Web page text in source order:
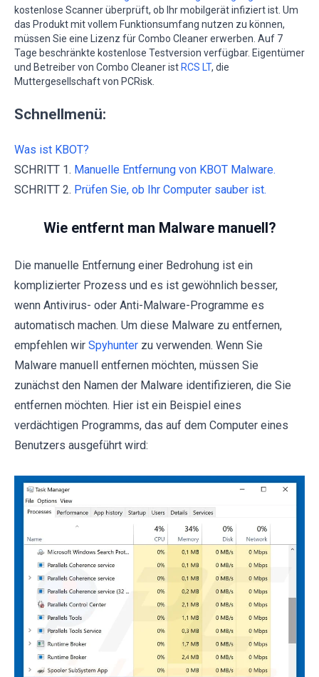
kostenlose Scanner überprüft, ob Ihr mobilgerät infiziert ist. Um
das Produkt mit vollem Funktionsumfang nutzen zu können,
müssen Sie eine Lizenz für Combo Cleaner erwerben. Auf 7
Tage beschränkte kostenlose Testversion verfügbar. Eigentümer
und Betreiber von Combo Cleaner ist RCS LT, die
Muttergesellschaft von PCRisk.
Schnellmenü:
Was ist KBOT?
SCHRITT 1. Manuelle Entfernung von KBOT Malware.
SCHRITT 2. Prüfen Sie, ob Ihr Computer sauber ist.
Wie entfernt man Malware manuell?
Die manuelle Entfernung einer Bedrohung ist ein
komplizierter Prozess und es ist gewöhnlich besser,
wenn Antivirus- oder Anti-Malware-Programme es
automatisch machen. Um diese Malware zu entfernen,
empfehlen wir Spyhunter zu verwenden. Wenn Sie
Malware manuell entfernen möchten, müssen Sie
zunächst den Namen der Malware identifizieren, die Sie
entfernen möchten. Hier ist ein Beispiel eines
verdächtigen Programms, das auf dem Computer eines
Benutzers ausgeführt wird: